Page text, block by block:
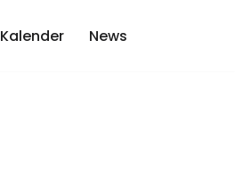
Kalender News